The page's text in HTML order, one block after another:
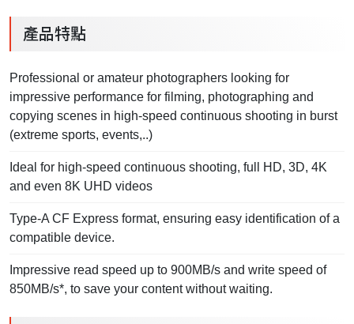
產品特點
Professional or amateur photographers looking for
impressive performance for filming, photographing and
copying scenes in high-speed continuous shooting in burst
(extreme sports, events,..)
Ideal for high-speed continuous shooting, full HD, 3D, 4K
and even 8K UHD videos
Type-A CF Express format, ensuring easy identification of a
compatible device.
Impressive read speed up to 900MB/s and write speed of
850MB/s*, to save your content without waiting.